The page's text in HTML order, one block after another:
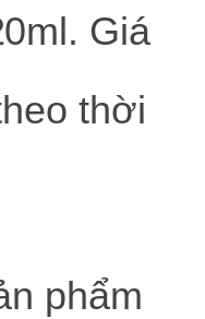
Giá
thời
phẩm